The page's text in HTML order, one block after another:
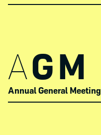
AGM
Annual General Meeting